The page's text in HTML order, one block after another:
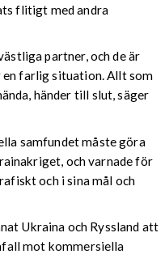
flitigt med andra
partner, och de är
en farlig situation. Allt som
händer till slut, säger
samfundet måste göra
och varnade för
och i sina mål och
Ukraina och Ryssland att
mot kommersiella